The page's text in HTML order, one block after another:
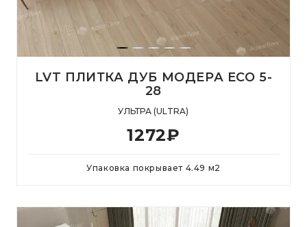
LVT ПЛИТКА ДУБ МОДЕРА ЕСО 5-
28
УЛЬТРА (ULTRA)
1272₽
Упаковка покрывает 4.49 м2